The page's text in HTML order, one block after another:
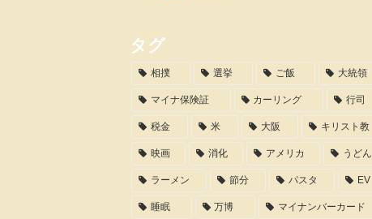
タグ
相撲 選挙 ご飯 大統領
マイナ保険証 カーリング 行司
税金 米 大阪 キリスト教
映画 消化 アメリカ うどん
ラーメン 節分 パスタ EV
睡眠 万博 マイナンバーカード